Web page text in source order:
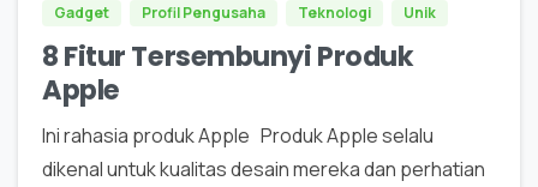
Gadget Profil Pengusaha Teknologi Unik
8 Fitur Tersembunyi Produk
Apple
Ini rahasia produk Apple Produk Apple selalu
dikenal untuk kualitas desain mereka dan perhatian